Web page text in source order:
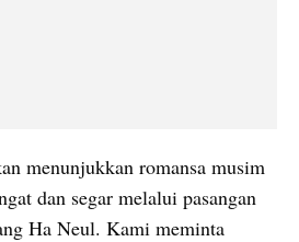
menunjukkan romansa musim
dan segar melalui pasangan
Ha Neul. Kami meminta